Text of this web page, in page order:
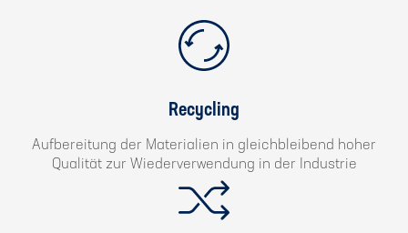
Recycling
Aufbereitung der Materialien in gleichbleibend hoher
Qualität zur Wiederverwendung in der Industrie